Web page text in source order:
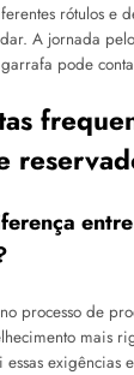
rótulos e
A jornada
pode
processo de
mais
exigências